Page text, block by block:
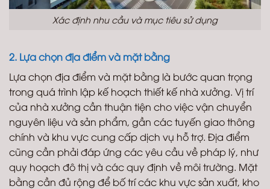
Xác định nhu cầu và mục tiêu sử dụng
2. Lựa chọn địa điểm và mặt bằng
Lựa chọn địa điểm và mặt bằng là bước quan trọng
trong quá trình lập kế hoạch thiết kế nhà xưởng. Vị trí
của nhà xưởng cần thuận tiện cho việc vận chuyển
nguyên liệu và sản phẩm, gần các tuyến giao thông
chính và khu vực cung cấp dịch vụ hỗ trợ. Địa điểm
cũng cần phải đáp ứng các yêu cầu về pháp lý, như
quy hoạch đô thị và các quy định về môi trường. Mặt
bằng cần đủ rộng để bố trí các khu vực sản xuất, kho